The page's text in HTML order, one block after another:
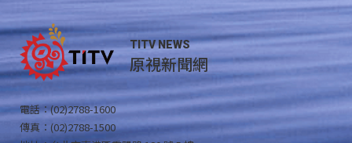
TITV NEWS
原視新聞網
電話：(02)2788-1600
傳真：(02)2788-1500